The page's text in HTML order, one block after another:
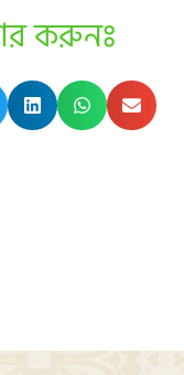
করুনঃ